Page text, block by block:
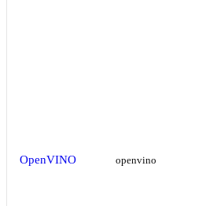
OpenVINO openvino